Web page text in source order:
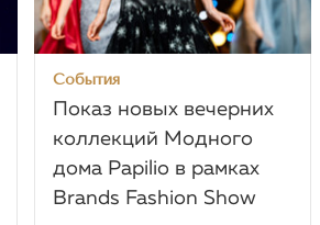
События
Показ новых вечерних
коллекций Модного
дома Papilio в рамках
Brands Fashion Show